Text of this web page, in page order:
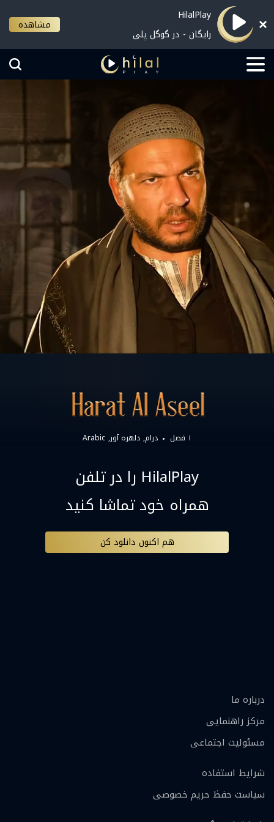
HilalPlay
رایگان - در گوگل پلی
مشاهده
۱ فصل درام دلهره آور Arabic
HilalPlay را در تلفن
همراه خود تماشا کنید
هم اکنون دانلود کن
درباره ما
مرکز راهنمایی
مسئولیت اجتماعی
شرایط استفاده
سیاست حفظ حریم خصوصی